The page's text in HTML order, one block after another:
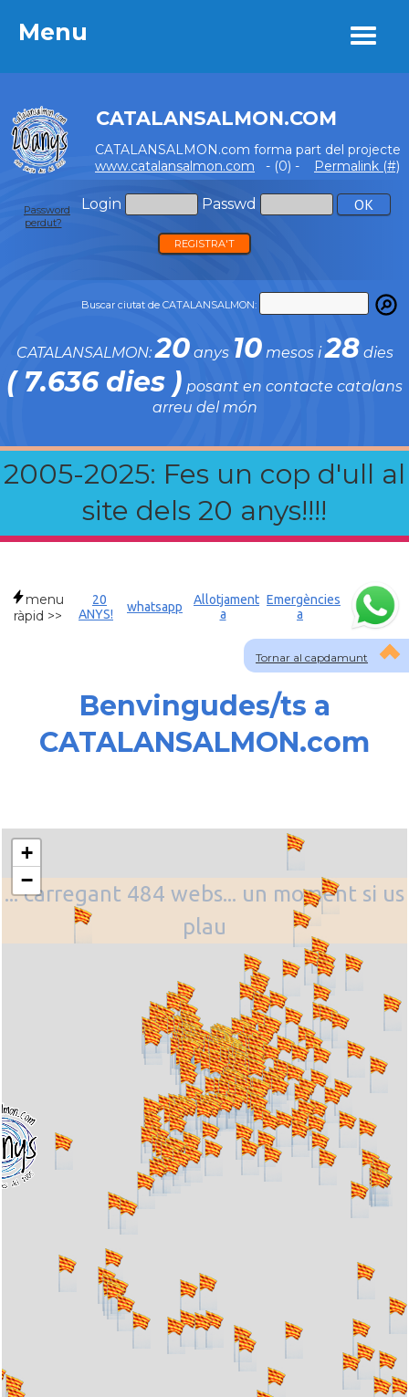
Menu
CATALANSALMON.COM
CATALANSALMON.com forma part del projecte
www.catalansalmon.com - (0) - Permalink (#)
Login Passwd
Password
perdut?
REGISTRA'T
Buscar ciutat de CATALANSALMON:
CATALANSALMON:20anys 10mesos i28 dies
( 7.636 dies ) posant en contacte catalans
arreu del món
2005-2025: Fes un cop d'ull al
site dels 20 anys!!!!
Menu
Tornar al capdamunt
menu
ràpid >>
20
ANYS!
whatsapp
Allotjament
a
Emergències
a
Benvingudes/ts a
CATALANSALMON.com
... carregant 484 webs... un moment si us
plau
+
−